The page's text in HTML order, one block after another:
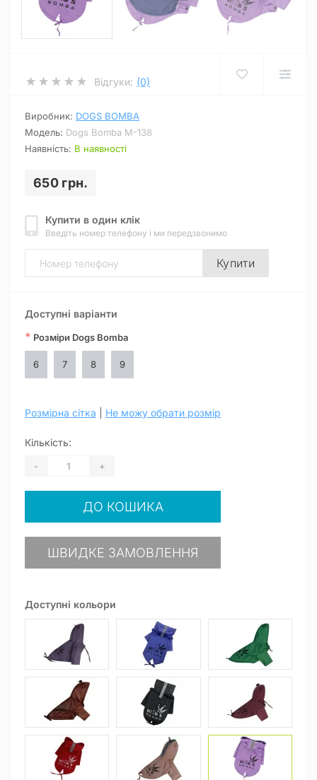
Відгуки: (0)
Виробник: DOGS BOMBA
Модель: Dogs Bomba M-138
Наявність: В наявності
650 грн.
Купити в один клік
Введіть номер телефону і ми передзвонимо
Купити
Доступні кольори
Доступні варіанти
* Розміри Dogs Bomba
6 7 8 9
Розмірна сітка Не можу обрати розмір
Кількість:
- +
ДО КОШИКА
ШВИДКЕ ЗАМОВЛЕННЯ